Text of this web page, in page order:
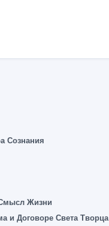
Сознания
Жизни
и Договоре Света Творца